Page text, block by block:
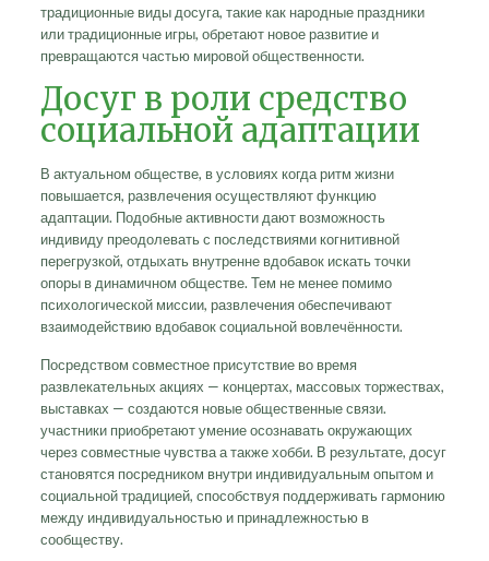
традиционные виды досуга, такие как народные праздники
или традиционные игры, обретают новое развитие и
превращаются частью мировой общественности.
Досуг в роли средство
социальной адаптации
В актуальном обществе, в условиях когда ритм жизни
повышается, развлечения осуществляют функцию
адаптации. Подобные активности дают возможность
индивиду преодолевать с последствиями когнитивной
перегрузкой, отдыхать внутренне вдобавок искать точки
опоры в динамичном обществе. Тем не менее помимо
психологической миссии, развлечения обеспечивают
взаимодействию вдобавок социальной вовлечённости.
Посредством совместное присутствие во время
развлекательных акциях — концертах, массовых торжествах,
выставках — создаются новые общественные связи.
участники приобретают умение осознавать окружающих
через совместные чувства а также хобби. В результате, досуг
становятся посредником внутри индивидуальным опытом и
социальной традицией, способствуя поддерживать гармонию
между индивидуальностью и принадлежностью в
сообществу.